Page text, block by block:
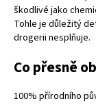
škodlivé jako
Tohle je důležitý
drogerii nesplňuje.
Co přesně
100% přírodního